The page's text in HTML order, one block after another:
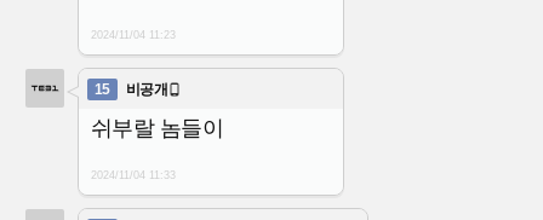
2024/11/04 11:23
15 비공개 
쉬부랄 놈들이
2024/11/04 11:33